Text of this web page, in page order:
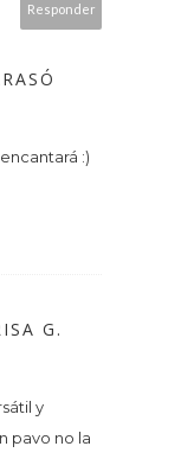
Responder
:)
G.
y
pavo no la